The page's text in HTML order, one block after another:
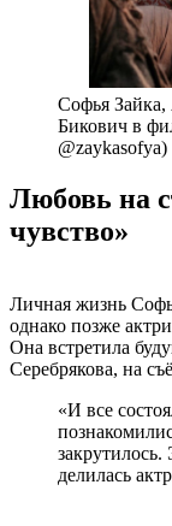
Софья
Бикович в
@zaykasofya)
Любовь на
чувство»
Личная жизнь
однако позже
Она встретила
Серебрякова, на
«И все
делилась